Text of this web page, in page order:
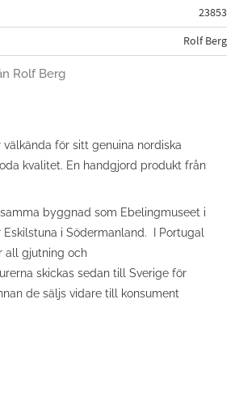
23853
Rolf Berg
Rolf Berg
för sitt genuina nordiska
kvalitet. En handgjord produkt från
byggnad som Ebelingmuseet i
Eskilstuna i Södermanland. I Portugal
all gjutning och
skickas sedan till Sverige för
de säljs vidare till konsument